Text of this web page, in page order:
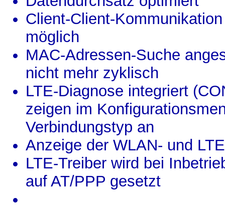
Client-Client-
möglich
MAC-Adressen-Suche
nicht mehr zyklisch
LTE-Diagnose integriert
zeigen im
Verbindungstyp an
Anzeige der WLAN- und
LTE-Treiber wird bei
auf AT/PPP gesetzt